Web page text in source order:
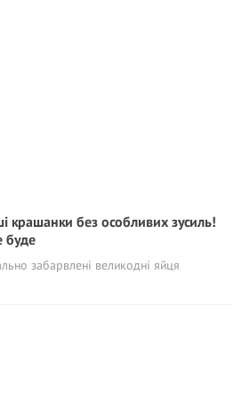
крашанки без особливих зусиль!
буде
забарвлені великодні яйця